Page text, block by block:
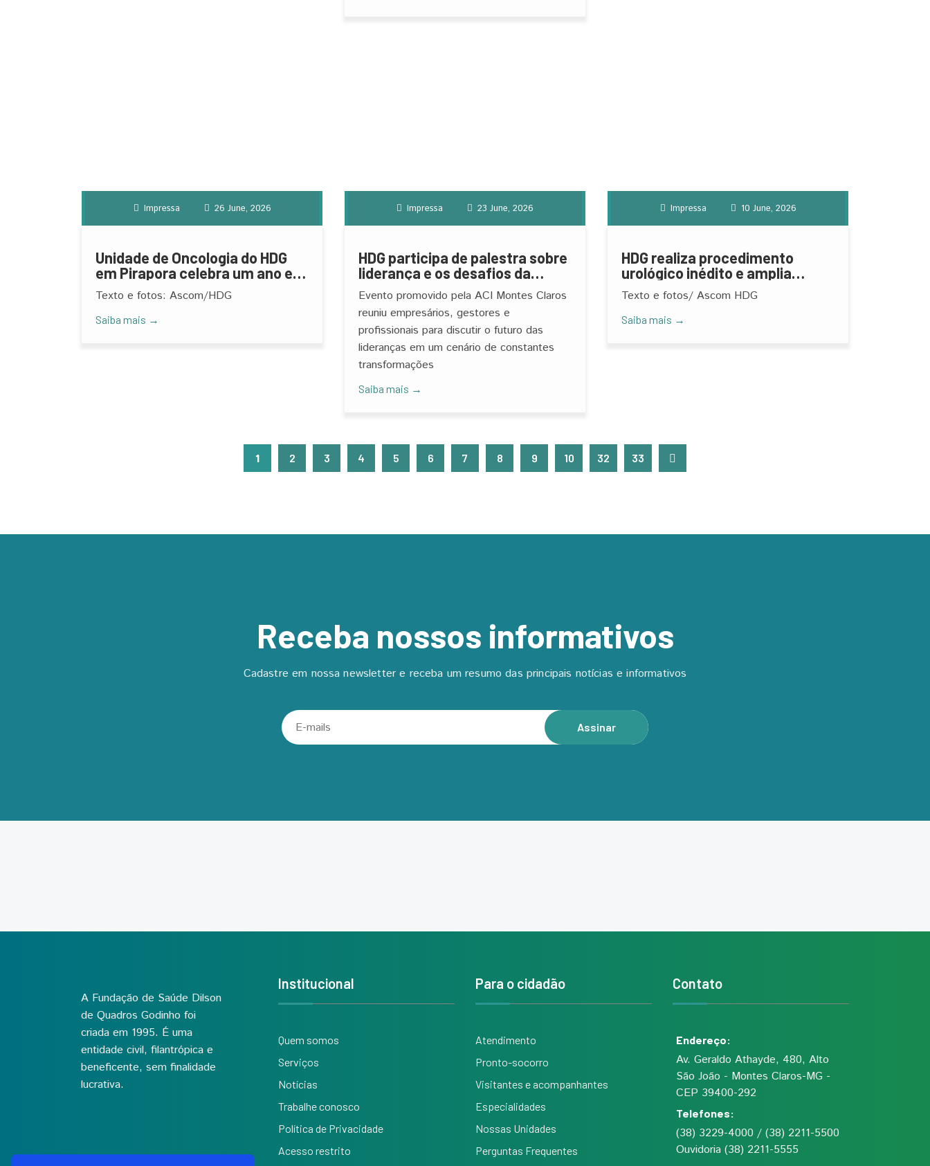
Impressa 26 June, 2026
Unidade de Oncologia do HDG
em Pirapora celebra um ano e
amplia acesso ao tratamento
contra o câncer
Texto e fotos: Ascom/HDG
Saiba mais →
Impressa 23 June, 2026
HDG participa de palestra sobre
liderança e os desafios da
gestão de pessoas
Evento promovido pela ACI Montes Claros
reuniu empresários, gestores e
profissionais para discutir o futuro das
lideranças em um cenário de constantes
transformações
Saiba mais →
Impressa 10 June, 2026
HDG realiza procedimento
urológico inédito e amplia
oferta de tratamentos
minimamente invasivos na
região
Texto e fotos/ Ascom HDG
Saiba mais →
1 2 3 4 5 6 7 8 9 10 32 33
Receba nossos informativos
Cadastre em nossa newsletter e receba um resumo das principais notícias e informativos
Assinar
A Fundação de Saúde Dilson
de Quadros Godinho foi
criada em 1995. É uma
entidade civil, filantrópica e
beneficente, sem finalidade
lucrativa.
Institucional
Quem somos
Serviços
Notícias
Trabalhe conosco
Política de Privacidade
Acesso restrito
Para o cidadão
Atendimento
Pronto-socorro
Visitantes e acompanhantes
Especialidades
Nossas Unidades
Perguntas Frequentes
Contato
Endereço:
Av. Geraldo Athayde, 480, Alto
São João - Montes Claros-MG -
CEP 39400-292
Telefones:
(38) 3229-4000 / (38) 2211-5500
Ouvidoria (38) 2211-5555